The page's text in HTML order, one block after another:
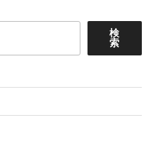
検
索